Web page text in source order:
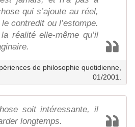
qui s’ajoute au réel,
contredit ou l’estompe.
réalité elle-même qu’il
de philosophie quotidienne,
01/2001.
soit intéressante, il
longtemps.